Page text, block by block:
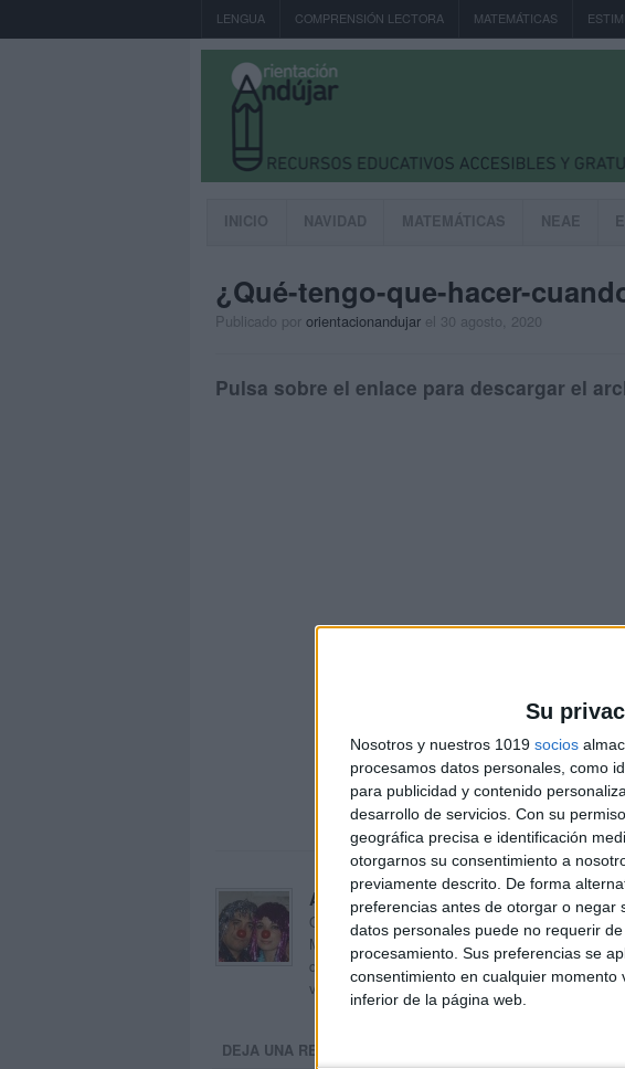
Su
Nosotros y nuestros 1019 socios
procesamos datos personales, como
para publicidad y contenido
desarrollo de servicios. Con su
geográfica precisa e identificación
otorgarnos su consentimiento a
previamente descrito. De forma
preferencias antes de otorgar o negar
datos personales puede no requerir
procesamiento. Sus preferencias se
consentimiento en cualquier
inferior de la página web.
LENGUA COMPRENSIÓN LECTORA MATEMÁTICAS
INICIO NAVIDAD MATEMÁTICAS NEAE
¿Qué-tengo-que-hacer-
Publicado por orientacionandujar el 30 agosto, 2020
Pulsa sobre el enlace para descargar el
¿Qué-tengo-que-
voy-al-
Acerca de orientacionandujar
Orientación Andújar no es solo un blog, es la
Maribel, que además de ser pareja, son los
dentro del blog y en el cual, vuelcan la mayor
voluntarios en sus meses de verano les permite.
DEJA UNA RESPUESTA